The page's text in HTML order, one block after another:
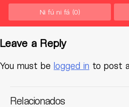
Ni fú ni fá (0)
Leave a Reply
You must be logged in to post
Relacionados